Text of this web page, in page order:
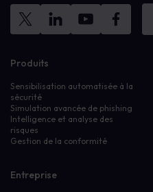
Produits
Sensibilisation automatisée à la
sécurité
Simulation avancée de phishing
Intelligence et analyse des
risques
Gestion de la conformité
Entreprise